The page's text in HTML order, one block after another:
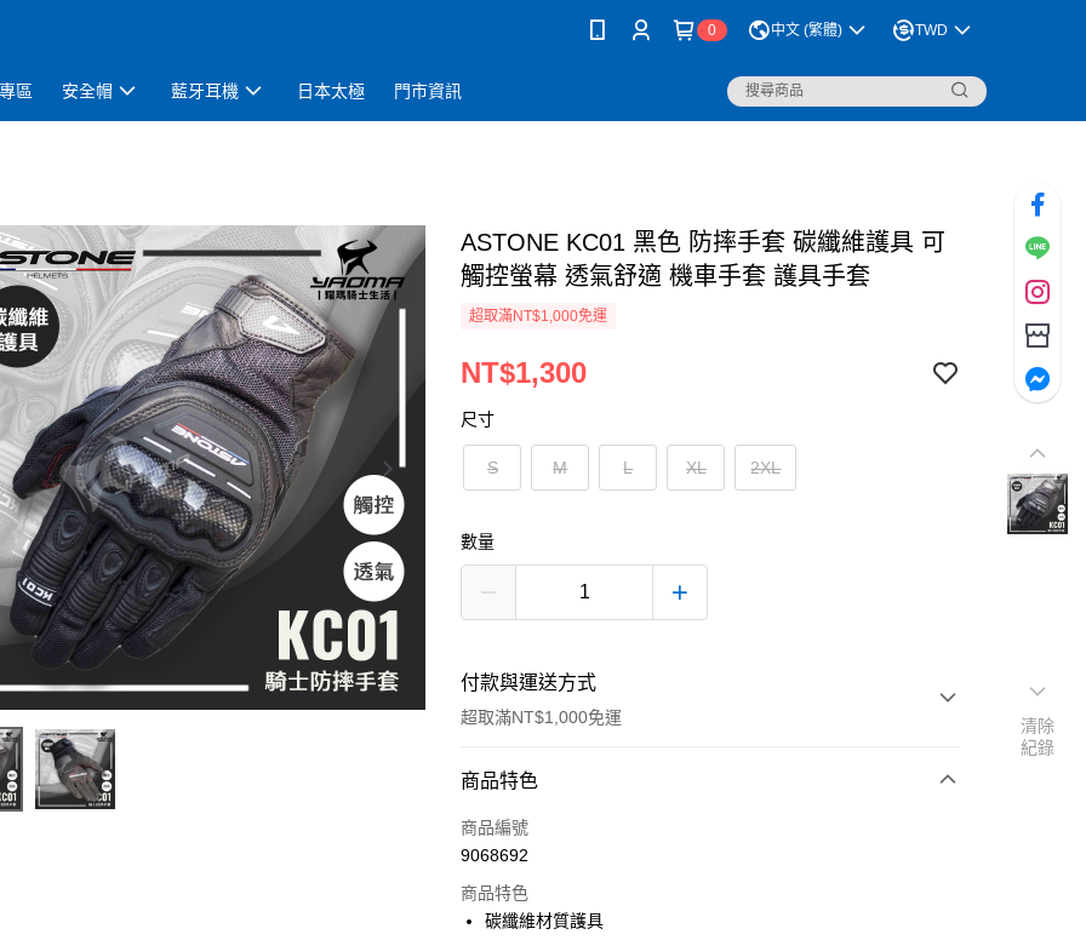
0 中文 (繁體) TWD
區 安全帽 藍牙耳機 日本太極 門市資訊
ASTONE KC01 黑色 防摔手套 碳纖維護具 可
觸控螢幕 透氣舒適 機車手套 護具手套
超取滿NT$1,000免運
NT$1,300
尺寸
S M L XL 2XL
數量
付款與運送方式
超取滿NT$1,000免運
付款方式
信用卡一次付款
Apple Pay
商品特色
商品編號
9068692
商品特色
碳纖維材質護具
清除
紀錄